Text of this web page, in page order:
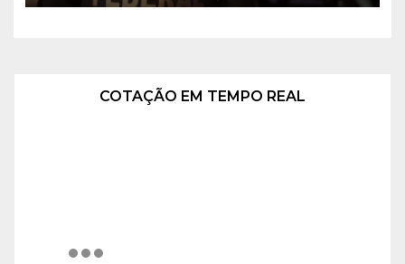
COTAÇÃO EM TEMPO REAL